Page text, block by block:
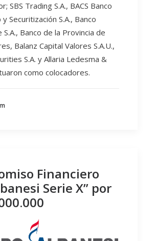
SBS Trading S.A., BACS Banco
Securitización S.A., Banco
S.A., Banco de la Provincia de
Balanz Capital Valores S.A.U.,
S.A. y Allaria Ledesma &
como colocadores.
Financiero
Serie X” por